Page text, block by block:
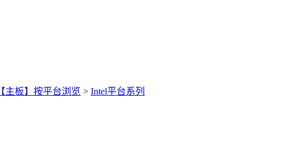
【主板】按平台浏览 > Intel平台系列